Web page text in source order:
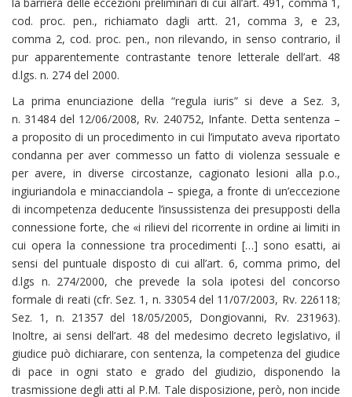
cod. proc. pen., richiamato dagli artt. 21, comma 3, e 23,
comma 2, cod. proc. pen., non rilevando, in senso contrario, il
pur apparentemente contrastante tenore letterale dell’art. 48
d.lgs. n. 274 del 2000.
La prima enunciazione della “regula iuris” si deve a Sez. 3,
n. 31484 del 12/06/2008, Rv. 240752, Infante. Detta sentenza –
a proposito di un procedimento in cui l’imputato aveva riportato
condanna per aver commesso un fatto di violenza sessuale e
per avere, in diverse circostanze, cagionato lesioni alla p.o.,
ingiuriandola e minacciandola – spiega, a fronte di un’eccezione
di incompetenza deducente l’insussistenza dei presupposti della
connessione forte, che «i rilievi del ricorrente in ordine ai limiti in
cui opera la connessione tra procedimenti […] sono esatti, ai
sensi del puntuale disposto di cui all’art. 6, comma primo, del
d.lgs n. 274/2000, che prevede la sola ipotesi del concorso
formale di reati (cfr. Sez. 1, n. 33054 del 11/07/2003, Rv. 226118;
Sez. 1, n. 21357 del 18/05/2005, Dongiovanni, Rv. 231963).
Inoltre, ai sensi dell’art. 48 del medesimo decreto legislativo, il
giudice può dichiarare, con sentenza, la competenza del giudice
di pace in ogni stato e grado del giudizio, disponendo la
trasmissione degli atti al P.M. Tale disposizione, però, non incide